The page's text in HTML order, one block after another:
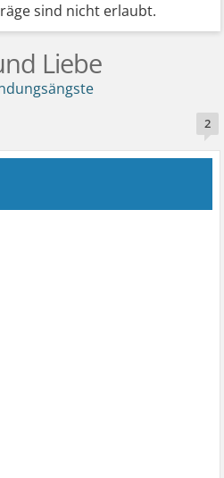
sind nicht erlaubt.
Liebe
2